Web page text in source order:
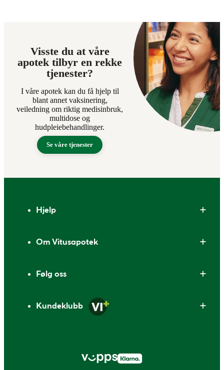
Visste du at våre
apotek tilbyr en rekke
tjenester?
I våre apotek kan du få hjelp til
blant annet vaksinering,
veiledning om riktig medisinbruk,
multidose og
hudpleiebehandlinger.
Se våre tjenester
Hjelp
Om Vitusapotek
Følg oss
Kundeklubb